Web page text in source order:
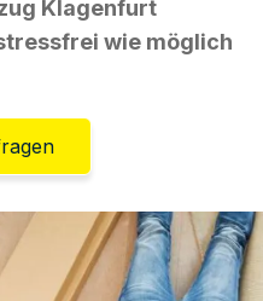
Klagenfurt
wie möglich